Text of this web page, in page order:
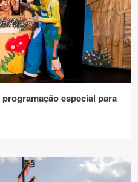
especial para